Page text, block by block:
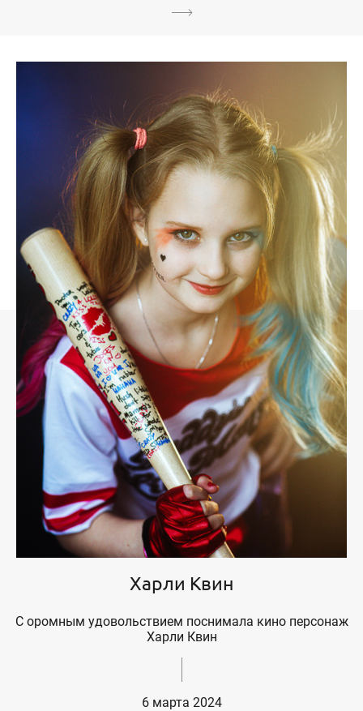
Харли Квин
С оромным удовольствием поснимала кино персонаж
Харли Квин
6 марта 2024